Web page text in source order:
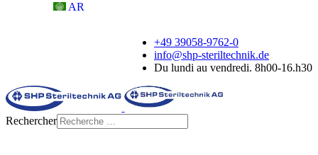
AR
+49 39058-9762-0
info@shp-steriltechnik.de
Du lundi au vendredi. 8h00-16.h30
Rechercher